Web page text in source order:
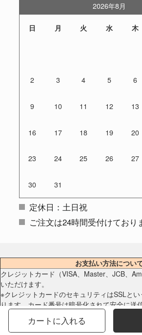
カートに入れる
2026年8月
日 月 火 水 木
2 3 4 5 6
9 10 11 12 13
16 17 18 19 20
23 24 25 26 27
30 31
定休日：土日祝
ご注文は24時間受付けており
お支払い方法につい
クレジットカード（VISA、Master、JCB、
いただけます。
※クレジットカードのセキュリティはSSLと
ります。カード番号は暗号化されて安全に送
ご安心ください。
カード会社から送付されますご利用明細をご